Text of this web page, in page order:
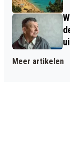
Meer artikelen